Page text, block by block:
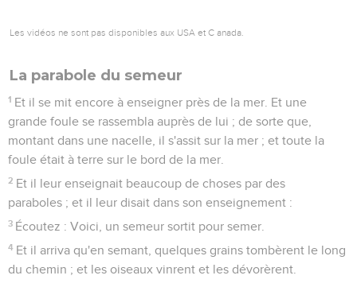
Les vidéos ne sont pas disponibles aux USA et C anada.
La parabole du semeur
1 Et il se mit encore à enseigner près de la mer. Et une
grande foule se rassembla auprès de lui ; de sorte que,
montant dans une nacelle, il s'assit sur la mer ; et toute la
foule était à terre sur le bord de la mer.
2 Et il leur enseignait beaucoup de choses par des
paraboles ; et il leur disait dans son enseignement :
3 Écoutez : Voici, un semeur sortit pour semer.
4 Et il arriva qu'en semant, quelques grains tombèrent le long
du chemin ; et les oiseaux vinrent et les dévorèrent.